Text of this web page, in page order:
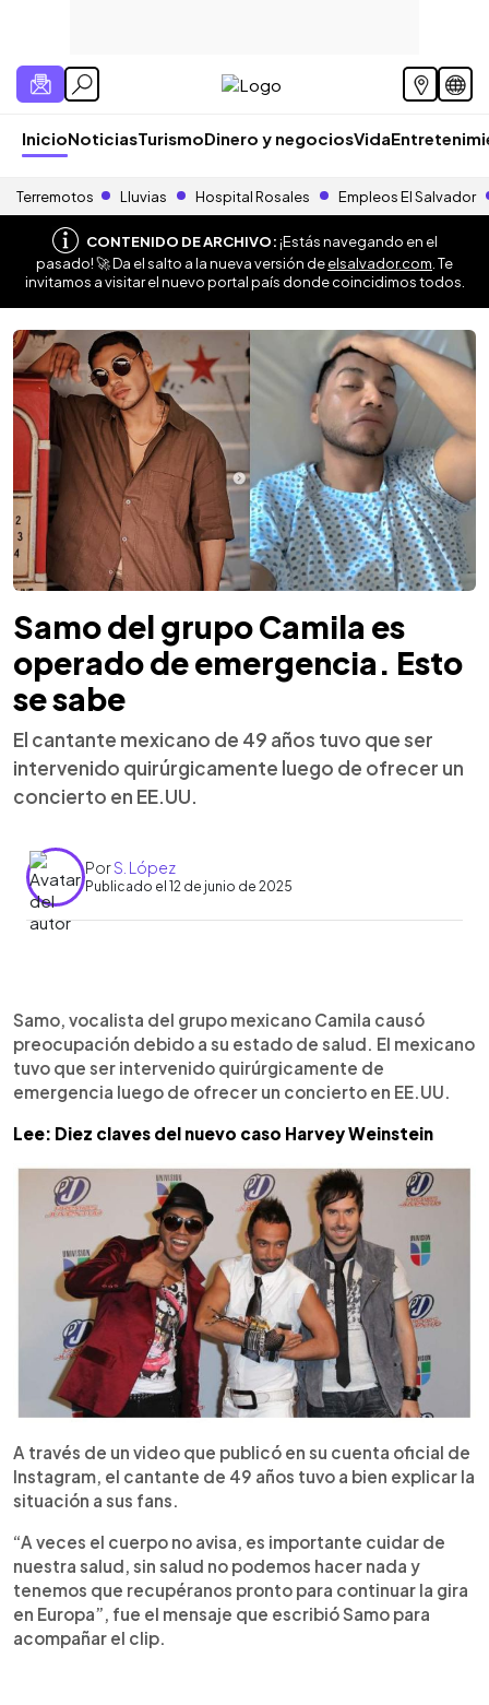
InicioNoticiasTurismoDinero y negociosVida
Terremotos Lluvias Hospital Rosales Empleos El Salvador
CONTENIDO DE ARCHIVO:¡Estás navegando en el
pasado! 🚀 Da el salto a la nueva versión deelsalvador.com . Te
invitamos a visitar el nuevo portal país donde coincidimos todos.
Samo del grupo Camila es
operado de emergencia. Esto
se sabe
El cantante mexicano de 49 años tuvo que ser
intervenido quirúrgicamente luego de ofrecer un
concierto en EE.UU.
PorS. López
Publicado el 12 de junio de 2025
Escuchar artículo
Samo, vocalista del grupo mexicano Camila causó
preocupación debido a su estado de salud. El mexicano
tuvo que ser intervenido quirúrgicamente de
emergencia luego de ofrecer un concierto en EE.UU.
Lee: Diez claves del nuevo caso Harvey Weinstein
A través de un video que publicó en su cuenta oficial de
Instagram, el cantante de 49 años tuvo a bien explicar la
situación a sus fans.
“A veces el cuerpo no avisa, es importante cuidar de
nuestra salud, sin salud no podemos hacer nada y
tenemos que recupéranos pronto para continuar la gira
en Europa”, fue el mensaje que escribió Samo para
acompañar el clip.